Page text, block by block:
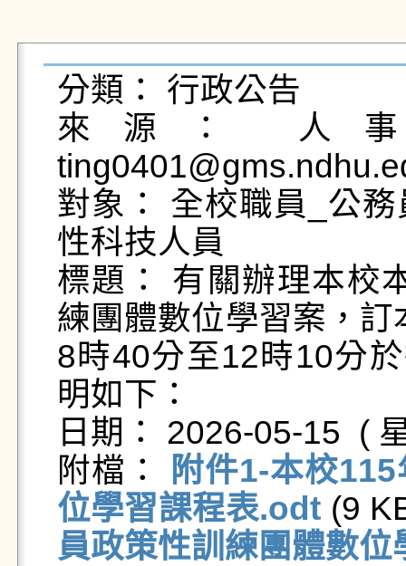
分類： 行政公告
來源： 人
對象： 全校職員_公
性科技人員
標題： 有關辦理本校
練團體數位學習案，
8時40分至12時10分
明如下：
日期： 2026-05-15  (
附檔：
附件1-本校
位學習課程表.odt (9
員政策性訓練團體數